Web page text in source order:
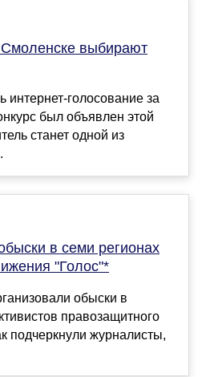
выбирают
интернет-голосование за
был объявлен этой
станет одной из
в семи регионах
"Голос"*
обыски в
правозащитного
подчеркнули журналисты,